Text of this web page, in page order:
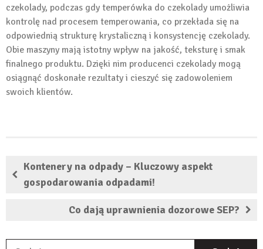
czekolady, podczas gdy temperówka do czekolady umożliwia
kontrolę nad procesem temperowania, co przekłada się na
odpowiednią strukturę krystaliczną i konsystencję czekolady.
Obie maszyny mają istotny wpływ na jakość, teksturę i smak
finalnego produktu. Dzięki nim producenci czekolady mogą
osiągnąć doskonałe rezultaty i cieszyć się zadowoleniem
swoich klientów.
Kontenery na odpady – Kluczowy aspekt
gospodarowania odpadami!
Co dają uprawnienia dozorowe SEP?